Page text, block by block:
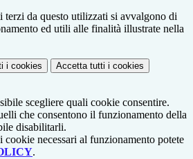
terzi da questo utilizzati si avvalgono di
ed utili alle finalità illustrate nella
i cookies Accetta tutti i cookies
scegliere quali cookie consentire.
che consentono il funzionamento della
disabilitarli.
cookie necessari al funzionamento potete
.